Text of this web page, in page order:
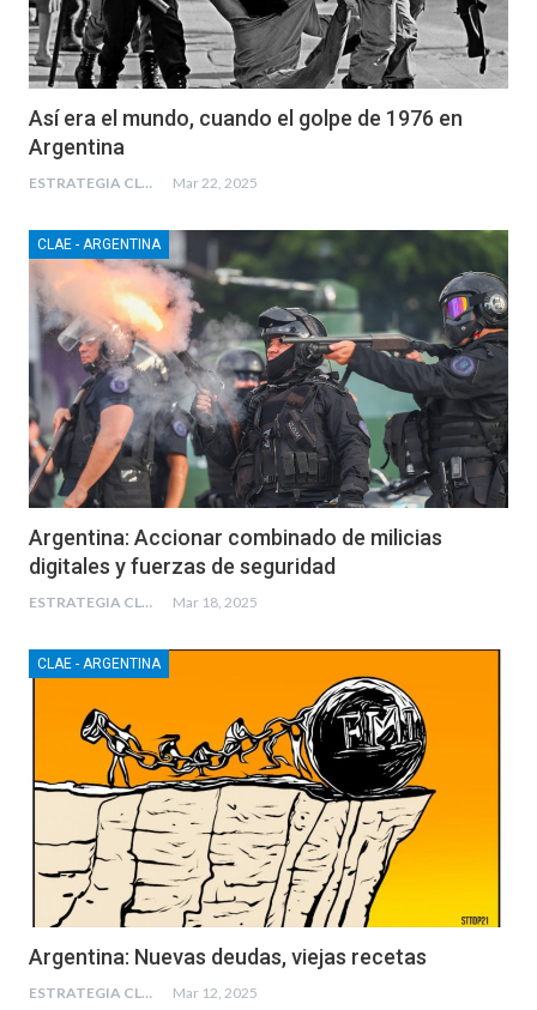
Así era el mundo, cuando el golpe de 1976 en
Argentina
ESTRATEGIA CLAE Mar 22, 2025
CLAE - ARGENTINA
Argentina: Accionar combinado de milicias
digitales y fuerzas de seguridad
ESTRATEGIA CLAE Mar 18, 2025
CLAE - ARGENTINA
Argentina: Nuevas deudas, viejas recetas
ESTRATEGIA CLAE Mar 12, 2025